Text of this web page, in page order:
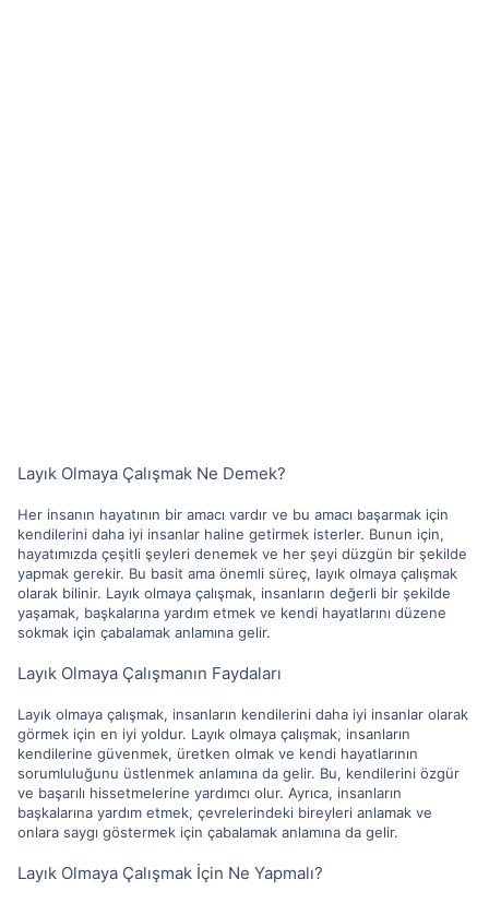
Layık Olmaya Çalışmak Ne Demek?
Her insanın hayatının bir amacı vardır ve bu amacı başarmak için
kendilerini daha iyi insanlar haline getirmek isterler. Bunun için,
hayatımızda çeşitli şeyleri denemek ve her şeyi düzgün bir şekilde
yapmak gerekir. Bu basit ama önemli süreç, layık olmaya çalışmak
olarak bilinir. Layık olmaya çalışmak, insanların değerli bir şekilde
yaşamak, başkalarına yardım etmek ve kendi hayatlarını düzene
sokmak için çabalamak anlamına gelir.
Layık Olmaya Çalışmanın Faydaları
Layık olmaya çalışmak, insanların kendilerini daha iyi insanlar olarak
görmek için en iyi yoldur. Layık olmaya çalışmak, insanların
kendilerine güvenmek, üretken olmak ve kendi hayatlarının
sorumluluğunu üstlenmek anlamına da gelir. Bu, kendilerini özgür
ve başarılı hissetmelerine yardımcı olur. Ayrıca, insanların
başkalarına yardım etmek, çevrelerindeki bireyleri anlamak ve
onlara saygı göstermek için çabalamak anlamına da gelir.
Layık Olmaya Çalışmak İçin Ne Yapmalı?